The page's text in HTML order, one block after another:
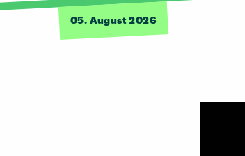
05. August 2026